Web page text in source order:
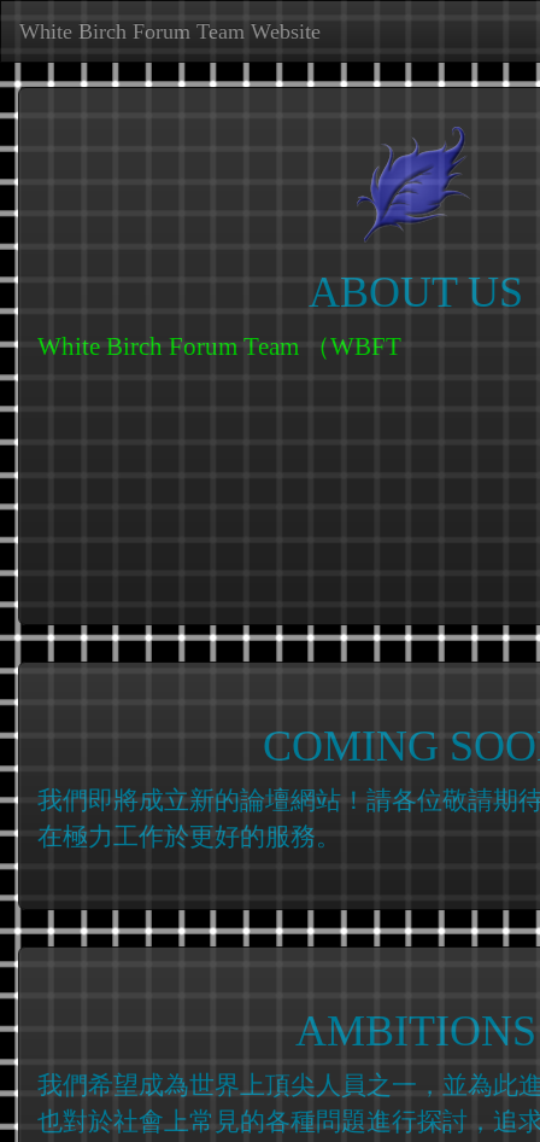
White Birch Forum Team Website
ABOUT US
White Birch Forum Team （WBFTea
COMING
我們即將成立新的論壇網站！請各位敬請期
在極力工作於更好的服務。
AMBITIONS
我們希望成為世界上頂尖人員之一，並為此
也對於社會上常見的各種問題進行探討，追